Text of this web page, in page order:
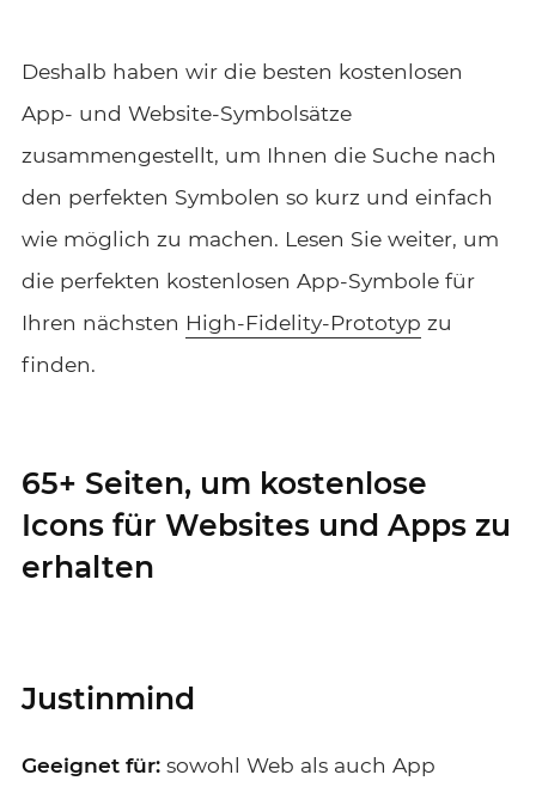
Deshalb haben wir die besten kostenlosen
App- und Website-Symbolsätze
zusammengestellt, um Ihnen die Suche nach
den perfekten Symbolen so kurz und einfach
wie möglich zu machen. Lesen Sie weiter, um
die perfekten kostenlosen App-Symbole für
Ihren nächsten High-Fidelity-Prototyp zu
finden.
65+ Seiten, um kostenlose
Icons für Websites und Apps zu
erhalten
Justinmind
Geeignet für:sowohl Web als auch App